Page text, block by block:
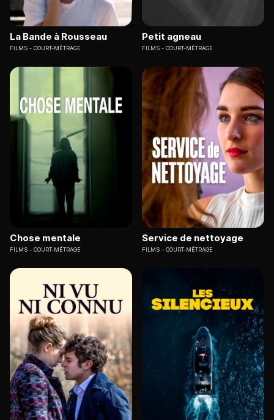
La Bande à Rousseau
FILMS COURT-MÉTRAGE
Petit agneau
FILMS COURT-MÉTRAGE
Chose mentale
FILMS COURT-MÉTRAGE
Service de nettoyage
FILMS COURT-MÉTRAGE